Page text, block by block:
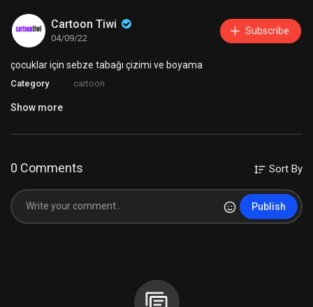
Cartoon Tiwi
04/09/22
Subscribe
⁣çocuklar için sebze tabağı çizimi ve boyama
Category cartoon
Show more
0 Comments Sort By
Publish